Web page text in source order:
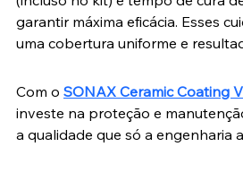
garantir máxima eficácia. Esses
uma cobertura uniforme e
Com o SONAX Ceramic Coating
investe na proteção e
a qualidade que só a engenharia